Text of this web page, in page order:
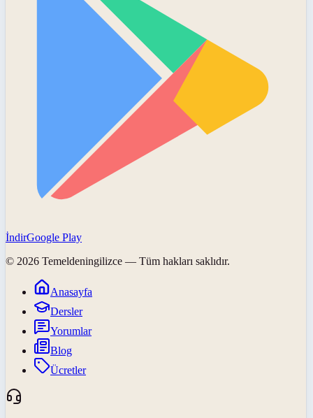
İndirGoogle Play
© 2026 Temeldeningilizce — Tüm hakları saklıdır.
Anasayfa
Dersler
Yorumlar
Blog
Ücretler